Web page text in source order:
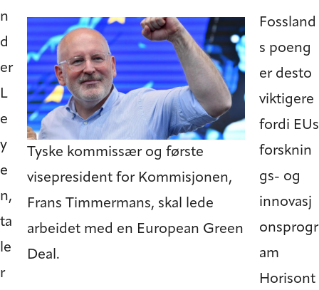
n
d
er
L
e
y
e
n,
ta
le
r
Tyske kommissær og første
visepresident for Kommisjonen,
Frans Timmermans, skal lede
arbeidet med en European Green
Deal.
Fossland
s poeng
er desto
viktigere
fordi EUs
forsknin
gs- og
innovasj
onsprogr
am
Horisont